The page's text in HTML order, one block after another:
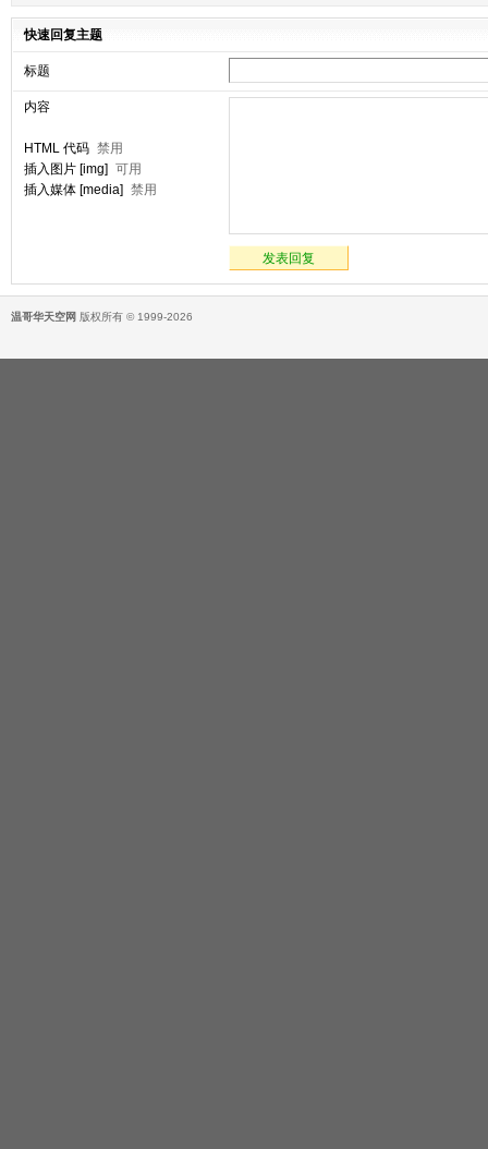
快速回复主题
标题
内容
HTML 代码 禁用
插入图片 [img] 可用
插入媒体 [media] 禁用
发表回复
温哥华天空网 版权所有 © 1999-2026